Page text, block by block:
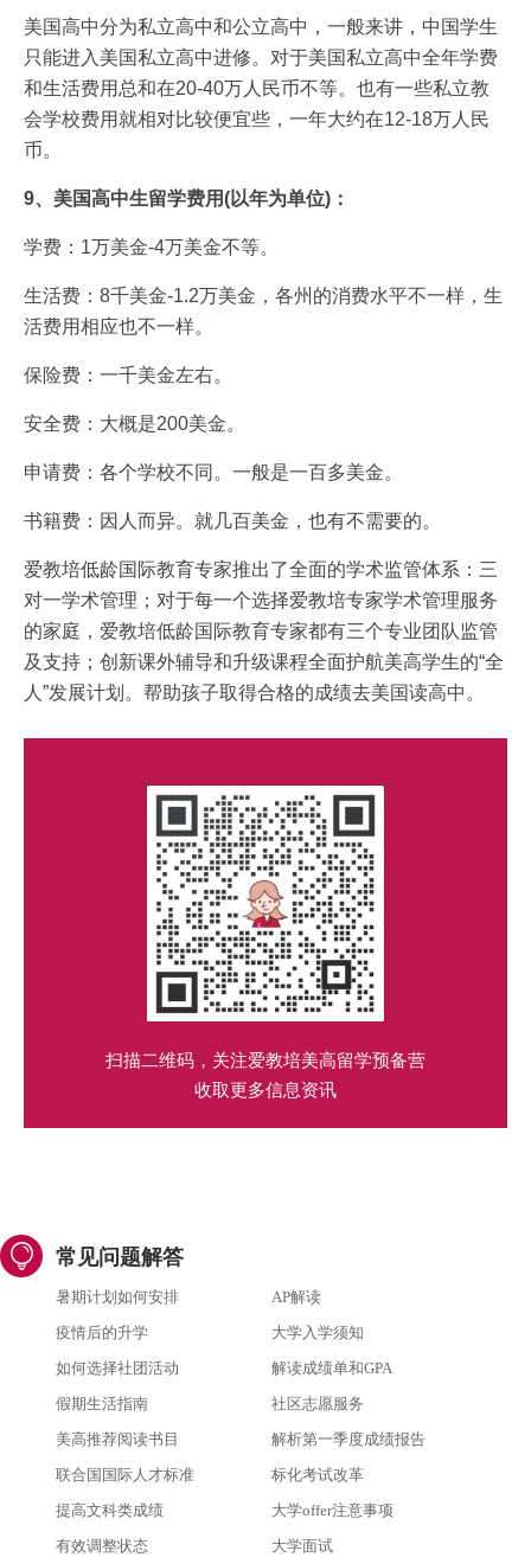
美国高中分为私立高中和公立高中，一般来讲，中国学生
只能进入美国私立高中进修。对于美国私立高中全年学费
和生活费用总和在20-40万人民币不等。也有一些私立教
会学校费用就相对比较便宜些，一年大约在12-18万人民
币。
9、美国高中生留学费用(以年为单位)：
学费：1万美金-4万美金不等。
生活费：8千美金-1.2万美金，各州的消费水平不一样，生
活费用相应也不一样。
保险费：一千美金左右。
安全费：大概是200美金。
申请费：各个学校不同。一般是一百多美金。
书籍费：因人而异。就几百美金，也有不需要的。
爱教培低龄国际教育专家推出了全面的学术监管体系：三
对一学术管理；对于每一个选择爱教培专家学术管理服务
的家庭，爱教培低龄国际教育专家都有三个专业团队监管
及支持；创新课外辅导和升级课程全面护航美高学生的“全
人”发展计划。帮助孩子取得合格的成绩去美国读高中。
扫描二维码，关注爱教培美高留学预备营
收取更多信息资讯
常见问题解答
暑期计划如何安排
AP解读
疫情后的升学
大学入学须知
如何选择社团活动
解读成绩单和GPA
假期生活指南
社区志愿服务
美高推荐阅读书目
解析第一季度成绩报告
联合国国际人才标准
标化考试改革
提高文科类成绩
大学offer注意事项
有效调整状态
大学面试